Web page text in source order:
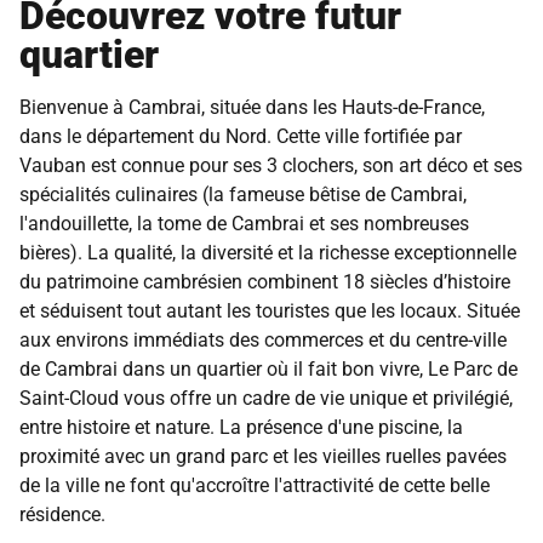
Découvrez votre futur
quartier
Bienvenue à Cambrai, située dans les Hauts-de-France,
dans le département du Nord. Cette ville fortifiée par
Vauban est connue pour ses 3 clochers, son art déco et ses
spécialités culinaires (la fameuse bêtise de Cambrai,
l'andouillette, la tome de Cambrai et ses nombreuses
bières). La qualité, la diversité et la richesse exceptionnelle
du patrimoine cambrésien combinent 18 siècles d’histoire
et séduisent tout autant les touristes que les locaux. Située
aux environs immédiats des commerces et du centre-ville
de Cambrai dans un quartier où il fait bon vivre, Le Parc de
Saint-Cloud vous offre un cadre de vie unique et privilégié,
entre histoire et nature. La présence d'une piscine, la
proximité avec un grand parc et les vieilles ruelles pavées
de la ville ne font qu'accroître l'attractivité de cette belle
résidence.